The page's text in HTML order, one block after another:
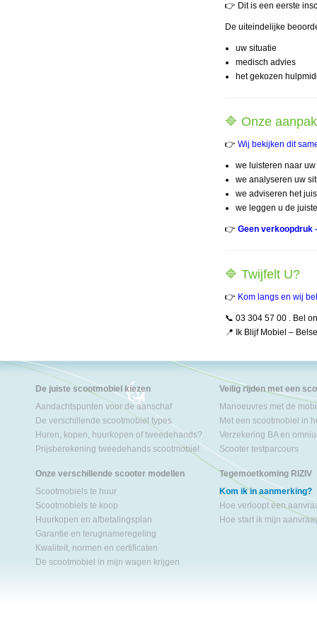
👉 Dit is een eerste
De uiteindelijke
uw situatie
medisch advies
het gekozen
🔷 Onze aanpak
👉 Wij bekijken dit
we luisteren naar
we analyseren uw
we adviseren het
we leggen u de
👉 Geen verkoopdruk
🔷 Twijfelt U?
👉 Kom langs en wij
📞 03 304 57 00 . Bel
📍 Ik Blijf Mobiel –
De juiste scootmobiel kiezen
Aandachtspunten voor de aanschaf
De verschillende scootmobiel types
Huren, kopen, huurkopen of tweedehands?
Prijsberekening tweedehands scootmobiel
Onze verschillende scooter modellen
Scootmobiels te huur
Scootmobiels te koop
Huurkopen en afbetalingsplan
Garantie en terugnameregeling
Kwaliteit, normen en certificaten
De scootmobiel in mijn wagen krijgen
Veilig rijden met een
Manoeuvres met de
Met een scootmobiel in
Verzekering BA en
Scooter testparcours
Tegemoetkoming RIZIV
Kom ik in aanmerking?
Hoe verloopt een
Hoe start ik mijn